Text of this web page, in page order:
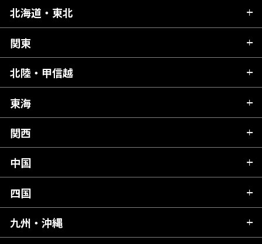
北海道・東北
北海道
青森県
秋田県
岩手県
宮城県
福島県
関東
茨城県
栃木県
群馬県
千葉県
東京都
神奈川県
北陸・甲信越
新潟県
富山県
石川県
山梨県
長野県
東海
岐阜県
静岡県
愛知県
関西
滋賀県
京都府
大阪府
中国
広島県
岡山県
四国
愛媛県
九州・沖縄